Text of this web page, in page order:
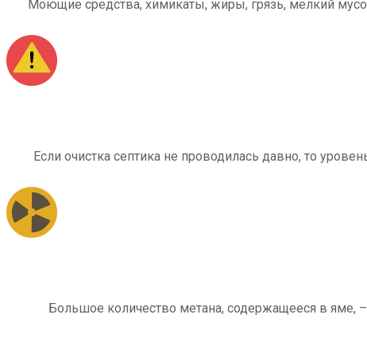
Моющие средства, химикаты, жиры, грязь, мелкий
Если очистка септика не проводилась давно, то
Большое количество метана, содержащееся в яме,